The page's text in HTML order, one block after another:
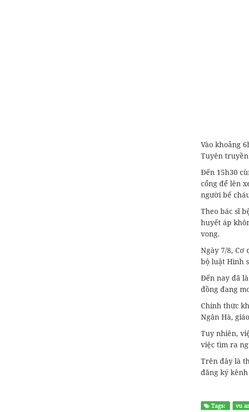
Vào khoảng
Tuyên truyền
Đến 15h30
cổng để lên
người bế
Theo bác sĩ
huyết áp
vong.
Ngày 7/8, Cơ
bộ luật Hình
Đến nay đã
đồng đang
Chính thức
Ngân Hà,
Tuy nhiên,
việc tìm ra
Trên đây là
đăng ký
Tags: vu